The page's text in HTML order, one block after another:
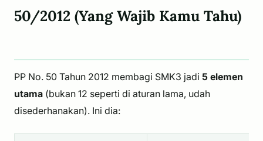
50/2012 (Yang Wajib Kamu Tahu)
PP No. 50 Tahun 2012 membagi SMK3 jadi 5 elemen
utama (bukan 12 seperti di aturan lama, udah
disederhanakan). Ini dia: